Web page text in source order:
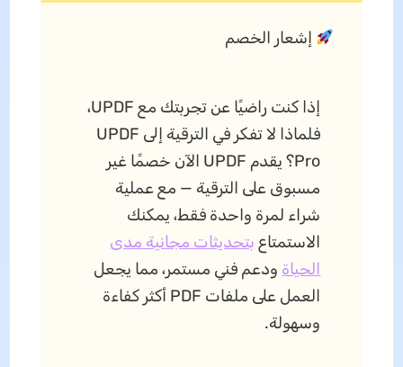
إشعار الخصم
إذا كنت راضيًا عن تجربتك مع UPDF،
فلماذا لا تفكر في الترقية إلى UPDF
Pro؟ يقدم UPDF الآن خصمًا غير
مسبوق على الترقية — مع عملية
شراء لمرة واحدة فقط، يمكنك
الاستمتاع بتحديثات مجانية مدى
الحياة ودعم فني مستمر، مما يجعل
العمل على ملفات PDF أكثر كفاءة
وسهولة.